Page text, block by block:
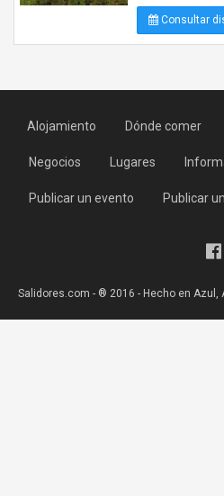
Consultar
Alojamiento Dónde comer
Negocios Lugares
Publicar un evento Publicar
Salidores.com - ® 2016 - Hecho en Azul,